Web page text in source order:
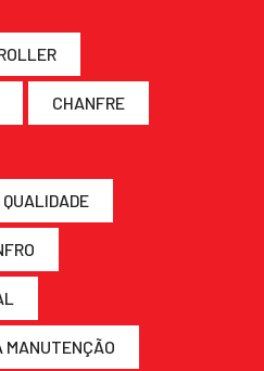
CHANFRE
MANUTENÇÃO